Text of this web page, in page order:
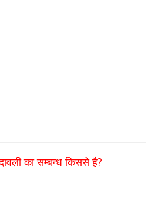
का सम्बन्ध किससे है?